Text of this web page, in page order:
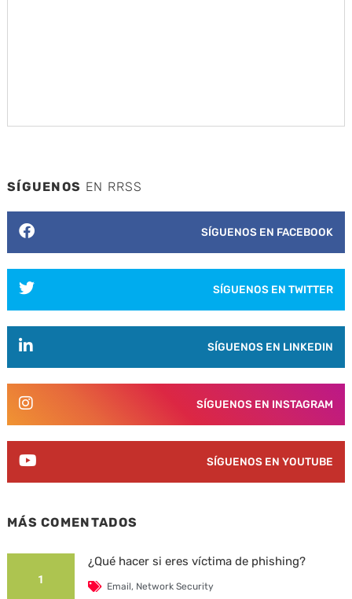
SÍGUENOS EN RRSS
SÍGUENOS EN FACEBOOK
SÍGUENOS EN TWITTER
SÍGUENOS EN LINKEDIN
SÍGUENOS EN INSTAGRAM
SÍGUENOS EN YOUTUBE
MÁS COMENTADOS
1
¿Qué hacer si eres víctima de phishing?
Email, Network Security